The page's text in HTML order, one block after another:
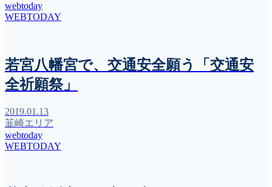
webtoday
WEBTODAY
若宮八幡宮で、交通安全願う「交通安
全祈願祭」
2019.01.13
韮崎エリア
webtoday
WEBTODAY